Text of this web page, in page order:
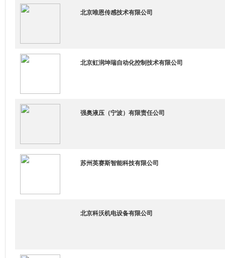
北京唯恩传感技术有限公司
北京虹润坤瑞自动化控制技术有限公司
强奥液压（宁波）有限责任公司
苏州英赛斯智能科技有限公司
北京科沃机电设备有限公司